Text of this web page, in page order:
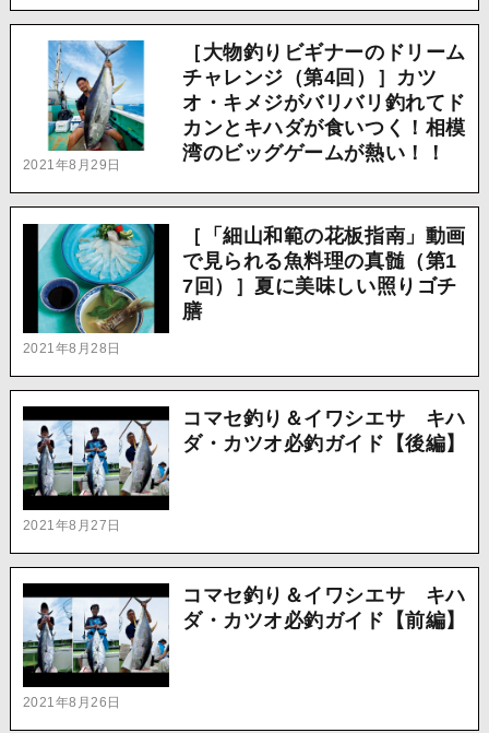
2021年8月29日
［大物釣りビギナーのドリーム
チャレンジ（第4回）］カツ
オ・キメジがバリバリ釣れてド
カンとキハダが食いつく！相模
湾のビッグゲームが熱い！！
2021年8月28日
［「細山和範の花板指南」動画
で見られる魚料理の真髄（第1
7回）］夏に美味しい照りゴチ
膳
2021年8月27日
コマセ釣り＆イワシエサ キハ
ダ・カツオ必釣ガイド【後編】
2021年8月26日
コマセ釣り＆イワシエサ キハ
ダ・カツオ必釣ガイド【前編】